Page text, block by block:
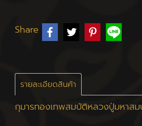
Share
รายละเอียดสินค้า
กุมารทองเทพสมบัติหลวงปู่มหาส